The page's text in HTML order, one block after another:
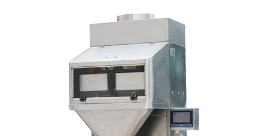
合作客户
展会信息
客户留言
联系我们